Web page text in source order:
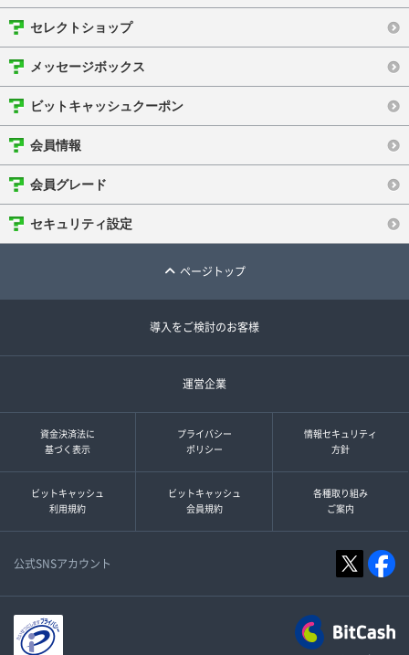
セレクトショップ
メッセージボックス
ビットキャッシュクーポン
会員情報
会員グレード
セキュリティ設定
ページトップ
導入をご検討のお客様
運営企業
資金決済法に
基づく表示
プライバシー
ポリシー
情報セキュリティ
方針
ビットキャッシュ
利用規約
ビットキャッシュ
会員規約
各種取り組み
ご案内
公式SNSアカウント